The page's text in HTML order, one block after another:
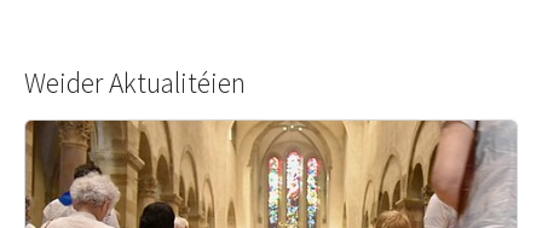
Weider Aktualitéien